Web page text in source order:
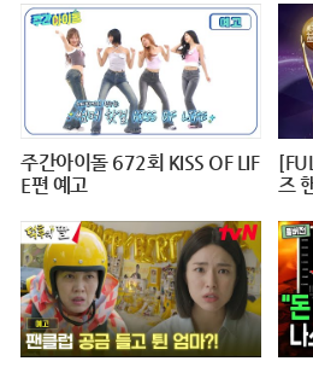
궁
녁7
주간아이돌 672회 KISS OF LIF
E편 예고
즈